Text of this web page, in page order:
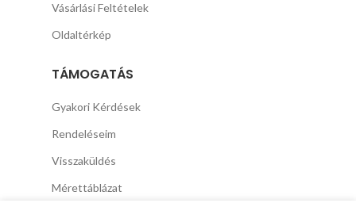
Vásárlási Feltételek
Oldaltérkép
TÁMOGATÁS
Gyakori Kérdések
Rendeléseim
Visszaküldés
Mérettáblázat